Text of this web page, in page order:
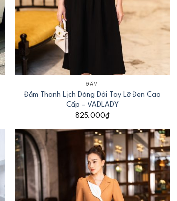
+
ĐẦM
Đầm Thanh Lịch Dáng Dài Tay Lỡ Đen Cao
Cấp – VADLADY
825.000₫